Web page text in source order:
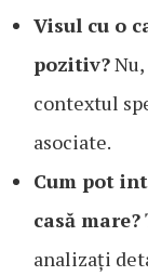
Visul cu o
pozitiv?
contextul
asociate.
Cum pot
casă mare?
analizați